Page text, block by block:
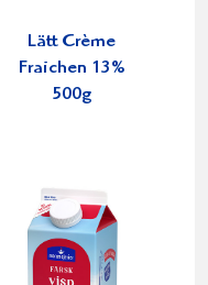
Lätt Crème
Fraichen 13%
500g